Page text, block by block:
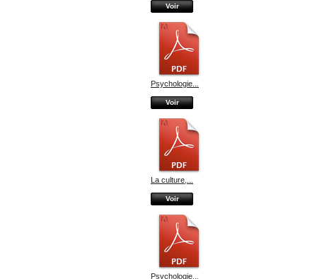
Voir
Psychologie...
Voir
La culture,...
Voir
Psychologie...